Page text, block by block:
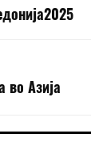
во Азија